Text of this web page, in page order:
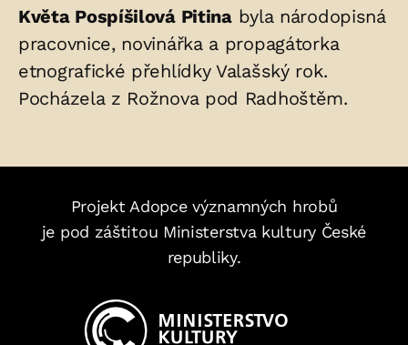
Životopis
osoby/osob
uložených
v
Květa Pospíšilová Pitinabyla národopisná
pracovnice, novinářka a propagátorka
etnografické přehlídky Valašský rok.
Pocházela z Rožnova pod Radhoštěm.
Projekt Adopce významných hrobů
je pod záštitou Ministerstva kultury České
republiky.